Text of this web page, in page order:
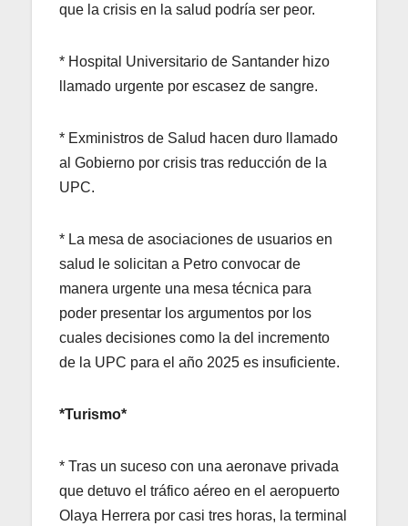
que la crisis en la salud podría ser peor.
* Hospital Universitario de Santander hizo
llamado urgente por escasez de sangre.
* Exministros de Salud hacen duro llamado
al Gobierno por crisis tras reducción de la
UPC.
* La mesa de asociaciones de usuarios en
salud le solicitan a Petro convocar de
manera urgente una mesa técnica para
poder presentar los argumentos por los
cuales decisiones como la del incremento
de la UPC para el año 2025 es insuficiente.
*Turismo*
* Tras un suceso con una aeronave privada
que detuvo el tráfico aéreo en el aeropuerto
Olaya Herrera por casi tres horas, la terminal